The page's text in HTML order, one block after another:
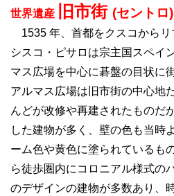
世界遺産 旧市街 (セントロ)
1535 年、首都をクスコからリ
シスコ・ピサロは宗主国スペイ
マス広場を中心に碁盤の目状に
アルマス広場は旧市街の中心地だ
んどが改修や再建された ものだ
した建物が多く、 壁の色も当時
ーム色や黄色に塗られているも
ら徒歩圏内にコロニアル様式の
のデザインの建物が多数あり、